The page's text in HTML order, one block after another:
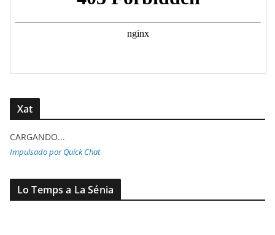
Xat
CARGANDO...
Impulsado por Quick Chat
Lo Temps a La Sénia